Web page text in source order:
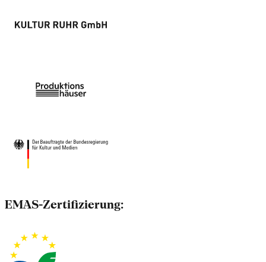
EMAS-Zertifizierung: